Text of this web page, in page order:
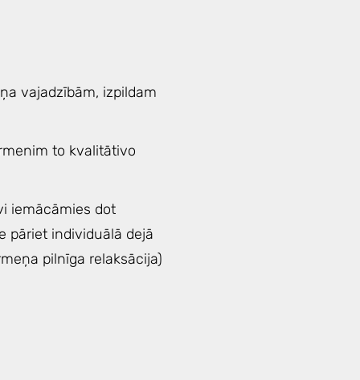
vajadzībām, izpildam
to kvalitātivo
iemācāmies dot
pāriet individuālā dejā
pilnīga relaksācija)